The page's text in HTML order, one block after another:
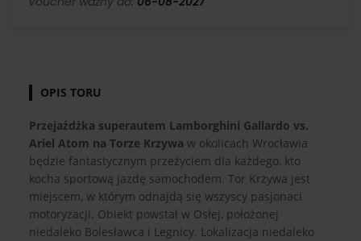
OPIS TORU
Przejażdżka superautem Lamborghini Gallardo vs.
Ariel Atom na Torze Krzywa w okolicach Wrocławia
będzie fantastycznym przeżyciem dla każdego, kto
kocha sportową jazdę samochodem. Tor Krzywa jest
miejscem, w którym odnajdą się wszyscy pasjonaci
motoryzacji. Obiekt powstał w Osłej, położonej
niedaleko Bolesławca i Legnicy. Lokalizacja niedaleko